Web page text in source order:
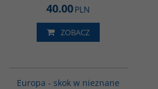
40.00PLN
ZOBACZ
Europa - skok w nieznane